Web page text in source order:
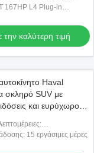
167HP L4 Plug-in
την καλύτερη τιμή
Haval
σκληρό SUV με
και ευρύχωρο
15 εργάσιμες μέρες